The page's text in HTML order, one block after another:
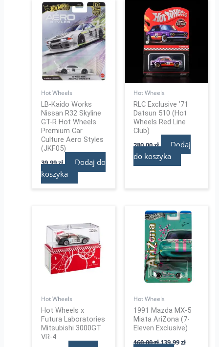
Hot Wheels
LB-Kaido Works
Nissan R32 Skyline
GT-R Hot Wheels
Premium Car
Culture Aero Styles
(JKF05)
39,99zł
Dodaj do
koszyka
Hot Wheels
RLC Exclusive ’71
Datsun 510 (Hot
Wheels Red Line
Club)
280,00zł
Dodaj
do koszyka
Hot Wheels
Hot Wheels x
Futura Laboratories
Mitsubishi 3000GT
VR-4
Hot Wheels
1991 Mazda MX-5
Miata AriZona (7-
Eleven Exclusive)
160,00zł
Pierwotna
cena
wynosiła:
160,00 zł.
139,99zł
Aktualna
cena
wynosi:
139,99 zł.